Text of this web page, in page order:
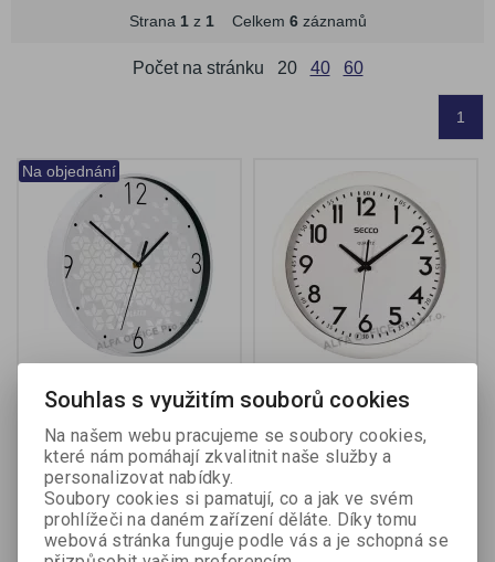
Strana 1z 1Celkem 6záznamů
Počet na stránku 20 40 60
1
Na objednání
Leitz WOW nástěnné
hodiny tiché bílá
Výrobce:Leitz
Katalogové číslo:070227
897 Kč (bez DPH:)
Koupit
Nástěnné hodiny Hama
Elba bílé / tichý chod /
průměr 25 cm
Výrobce:Hama
Katalogové číslo:
280 Kč (bez DPH:)
Koupit
Souhlas s využitím souborů cookies
Na našem webu pracujeme se soubory cookies,
které nám pomáhají zkvalitnit naše služby a
personalizovat nabídky.
Soubory cookies si pamatují, co a jak ve svém
prohlížeči na daném zařízení děláte. Díky tomu
webová stránka funguje podle vás a je schopná se